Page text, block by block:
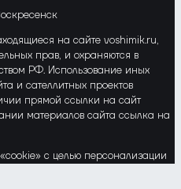
на сайте voshimik.ru,
прав, и охраняются в
РФ. Использование иных
и сателлитных проектов
прямой ссылки на сайт
материалов сайта ссылка на
с целью персонализации